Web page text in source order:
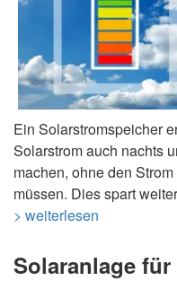
Ein Solarstromspeicher
Solarstrom auch nachts
machen, ohne den
müssen. Dies spart
> weiterlesen
Solaranlage